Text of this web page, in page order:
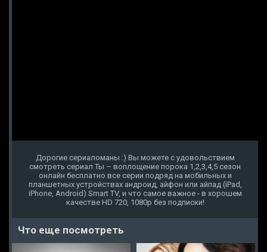
Дорогие сериаломаны :) Вы можете с удовольствием
смотреть сериал Ты – воплощение порока 1,2,3,4,5 сезон
онлайн бесплатно все серии подряд на мобильных и
планшетных устройствах андроид, айфон или айпад (iPad,
iPhone, Android) Smart TV, и что самое важное - в хорошем
качестве HD 720, 1080p без подписки!
Что еще посмотреть